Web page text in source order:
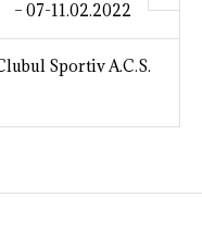
– 07-11.02.2022
Sportiv A.C.S.